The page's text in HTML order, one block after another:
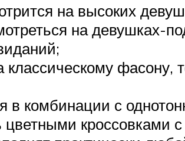
на высоких
на девушках-
фасону,
в комбинации с
кроссовками